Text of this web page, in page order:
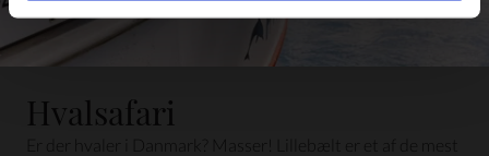
Hvalsafari
Er der hvaler i Danmark? Masser! Lillebælt er et af de mest